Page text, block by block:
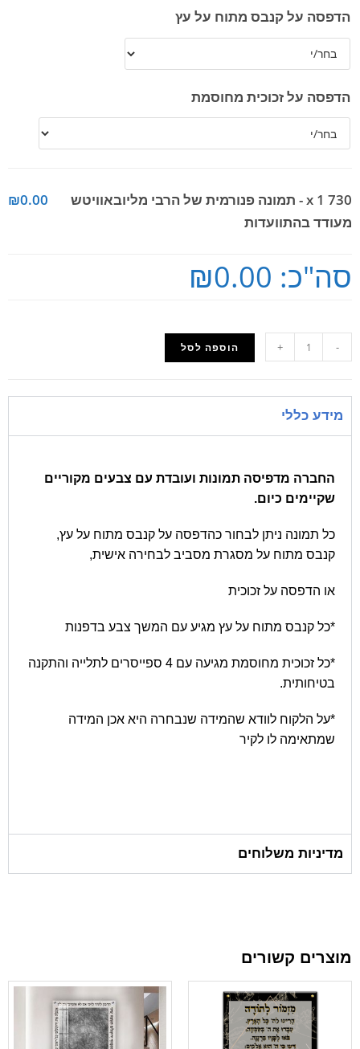
הדפסה על קנבס מתוח על עץ
הדפסה על זכוכית מחוסמת
x 1730 - תמונה פנורמית של הרבי מליובאוויטש
מעודד בהתוועדות
₪0.00
סה"כ: ₪0.00
-
+ הוספה לסל
מידע כללי
החברה מדפיסה תמונות ועובדת עם צבעים מקוריים
שקיימים כיום.
כל תמונה ניתן לבחור כהדפסה על קנבס מתוח על עץ,
קנבס מתוח על מסגרת מסביב לבחירה אישית,
או הדפסה על זכוכית
*כל קנבס מתוח על עץ מגיע עם המשך צבע בדפנות
*כל זכוכית מחוסמת מגיעה עם 4 ספייסרים לתלייה והתקנה
בטיחותית.
*על הלקוח לוודא שהמידה שנבחרה היא אכן המידה
שמתאימה לו לקיר
מדיניות משלוחים
מוצרים קשורים